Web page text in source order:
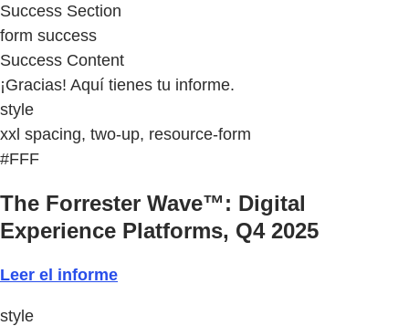
Success Section
form success
Success Content
¡Gracias! Aquí tienes tu informe.
style
xxl spacing, two-up, resource-form
#FFF
The Forrester Wave™: Digital
Experience Platforms, Q4 2025
Leer el informe
style